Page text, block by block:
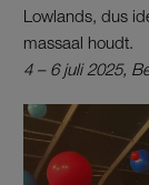
Lowlands, dus
massaal houdt.
4 – 6 juli 2025,